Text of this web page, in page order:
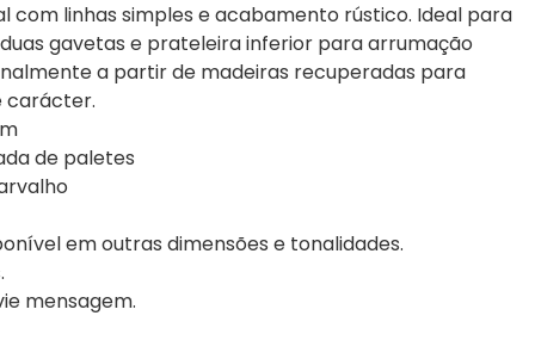
com linhas simples e acabamento rústico. Ideal para
gavetas e prateleira inferior para arrumação
a partir de madeiras recuperadas para
carácter.
de paletes
em outras dimensões e tonalidades.
mensagem.